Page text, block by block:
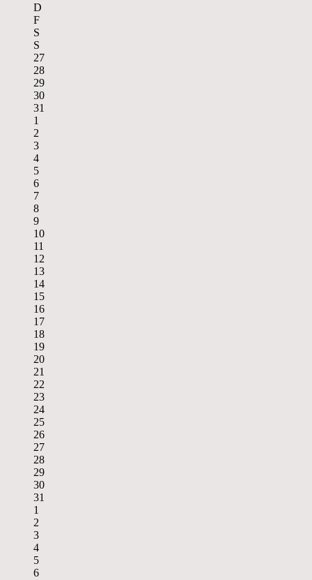
D
F
S
S
27
28
29
30
31
1
2
3
4
5
6
7
8
9
10
11
12
13
14
15
16
17
18
19
20
21
22
23
24
25
26
27
28
29
30
31
1
2
3
4
5
6